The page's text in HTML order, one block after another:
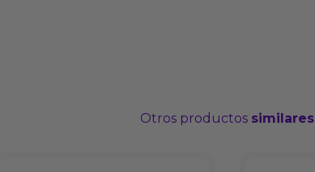
Otros productos similares